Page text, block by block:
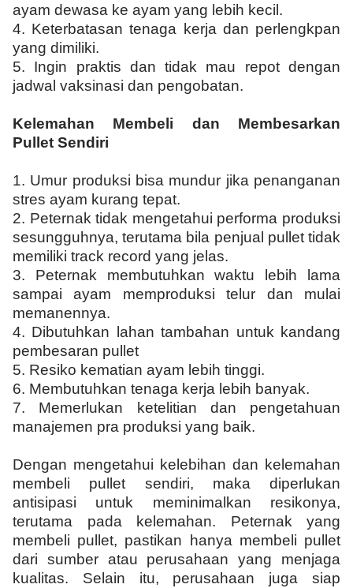
ayam dewasa ke ayam yang lebih kecil.
4. Keterbatasan tenaga kerja dan perlengkpan
yang dimiliki.
5. Ingin praktis dan tidak mau repot dengan
jadwal vaksinasi dan pengobatan.
Kelemahan Membeli dan Membesarkan
Pullet Sendiri
1. Umur produksi bisa mundur jika penanganan
stres ayam kurang tepat.
2. Peternak tidak mengetahui performa produksi
sesungguhnya, terutama bila penjual pullet tidak
memiliki track record yang jelas.
3. Peternak membutuhkan waktu lebih lama
sampai ayam memproduksi telur dan mulai
memanennya.
4. Dibutuhkan lahan tambahan untuk kandang
pembesaran pullet
5. Resiko kematian ayam lebih tinggi.
6. Membutuhkan tenaga kerja lebih banyak.
7. Memerlukan ketelitian dan pengetahuan
manajemen pra produksi yang baik.
Dengan mengetahui kelebihan dan kelemahan
membeli pullet sendiri, maka diperlukan
antisipasi untuk meminimalkan resikonya,
terutama pada kelemahan. Peternak yang
membeli pullet, pastikan hanya membeli pullet
dari sumber atau perusahaan yang menjaga
kualitas. Selain itu, perusahaan juga siap